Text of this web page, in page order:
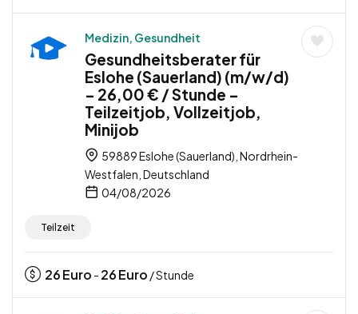
Medizin, Gesundheit
Gesundheitsberater für
Eslohe (Sauerland) (m/w/d)
– 26,00 € / Stunde –
Teilzeitjob, Vollzeitjob,
Minijob
59889 Eslohe (Sauerland), Nordrhein-
Westfalen, Deutschland
04/08/2026
Teilzeit
26Euro - 26Euro / Stunde